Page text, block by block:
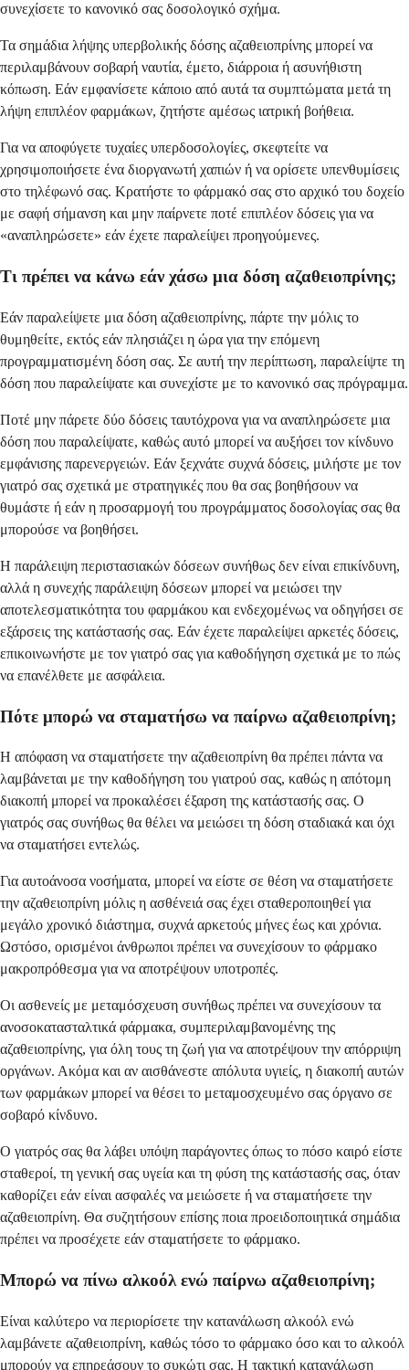
συνεχίσετε το κανονικό σας δοσολογικό σχήμα.
Τα σημάδια λήψης υπερβολικής δόσης αζαθειοπρίνης μπορεί να
περιλαμβάνουν σοβαρή ναυτία, έμετο, διάρροια ή ασυνήθιστη
κόπωση. Εάν εμφανίσετε κάποιο από αυτά τα συμπτώματα μετά τη
λήψη επιπλέον φαρμάκων, ζητήστε αμέσως ιατρική βοήθεια.
Για να αποφύγετε τυχαίες υπερδοσολογίες, σκεφτείτε να
χρησιμοποιήσετε ένα διοργανωτή χαπιών ή να ορίσετε υπενθυμίσεις
στο τηλέφωνό σας. Κρατήστε το φάρμακό σας στο αρχικό του δοχείο
με σαφή σήμανση και μην παίρνετε ποτέ επιπλέον δόσεις για να
«αναπληρώσετε» εάν έχετε παραλείψει προηγούμενες.
Τι πρέπει να κάνω εάν χάσω μια δόση αζαθειοπρίνης;
Εάν παραλείψετε μια δόση αζαθειοπρίνης, πάρτε την μόλις το
θυμηθείτε, εκτός εάν πλησιάζει η ώρα για την επόμενη
προγραμματισμένη δόση σας. Σε αυτή την περίπτωση, παραλείψτε τη
δόση που παραλείψατε και συνεχίστε με το κανονικό σας πρόγραμμα.
Ποτέ μην πάρετε δύο δόσεις ταυτόχρονα για να αναπληρώσετε μια
δόση που παραλείψατε, καθώς αυτό μπορεί να αυξήσει τον κίνδυνο
εμφάνισης παρενεργειών. Εάν ξεχνάτε συχνά δόσεις, μιλήστε με τον
γιατρό σας σχετικά με στρατηγικές που θα σας βοηθήσουν να
θυμάστε ή εάν η προσαρμογή του προγράμματος δοσολογίας σας θα
μπορούσε να βοηθήσει.
Η παράλειψη περιστασιακών δόσεων συνήθως δεν είναι επικίνδυνη,
αλλά η συνεχής παράλειψη δόσεων μπορεί να μειώσει την
αποτελεσματικότητα του φαρμάκου και ενδεχομένως να οδηγήσει σε
εξάρσεις της κατάστασής σας. Εάν έχετε παραλείψει αρκετές δόσεις,
επικοινωνήστε με τον γιατρό σας για καθοδήγηση σχετικά με το πώς
να επανέλθετε με ασφάλεια.
Πότε μπορώ να σταματήσω να παίρνω αζαθειοπρίνη;
Η απόφαση να σταματήσετε την αζαθειοπρίνη θα πρέπει πάντα να
λαμβάνεται με την καθοδήγηση του γιατρού σας, καθώς η απότομη
διακοπή μπορεί να προκαλέσει έξαρση της κατάστασής σας. Ο
γιατρός σας συνήθως θα θέλει να μειώσει τη δόση σταδιακά και όχι
να σταματήσει εντελώς.
Για αυτοάνοσα νοσήματα, μπορεί να είστε σε θέση να σταματήσετε
την αζαθειοπρίνη μόλις η ασθένειά σας έχει σταθεροποιηθεί για
μεγάλο χρονικό διάστημα, συχνά αρκετούς μήνες έως και χρόνια.
Ωστόσο, ορισμένοι άνθρωποι πρέπει να συνεχίσουν το φάρμακο
μακροπρόθεσμα για να αποτρέψουν υποτροπές.
Οι ασθενείς με μεταμόσχευση συνήθως πρέπει να συνεχίσουν τα
ανοσοκατασταλτικά φάρμακα, συμπεριλαμβανομένης της
αζαθειοπρίνης, για όλη τους τη ζωή για να αποτρέψουν την απόρριψη
οργάνων. Ακόμα και αν αισθάνεστε απόλυτα υγιείς, η διακοπή αυτών
των φαρμάκων μπορεί να θέσει το μεταμοσχευμένο σας όργανο σε
σοβαρό κίνδυνο.
Ο γιατρός σας θα λάβει υπόψη παράγοντες όπως το πόσο καιρό είστε
σταθεροί, τη γενική σας υγεία και τη φύση της κατάστασής σας, όταν
καθορίζει εάν είναι ασφαλές να μειώσετε ή να σταματήσετε την
αζαθειοπρίνη. Θα συζητήσουν επίσης ποια προειδοποιητικά σημάδια
πρέπει να προσέχετε εάν σταματήσετε το φάρμακο.
Μπορώ να πίνω αλκοόλ ενώ παίρνω αζαθειοπρίνη;
Είναι καλύτερο να περιορίσετε την κατανάλωση αλκοόλ ενώ
λαμβάνετε αζαθειοπρίνη, καθώς τόσο το φάρμακο όσο και το αλκοόλ
μπορούν να επηρεάσουν το συκώτι σας. Η τακτική κατανάλωση